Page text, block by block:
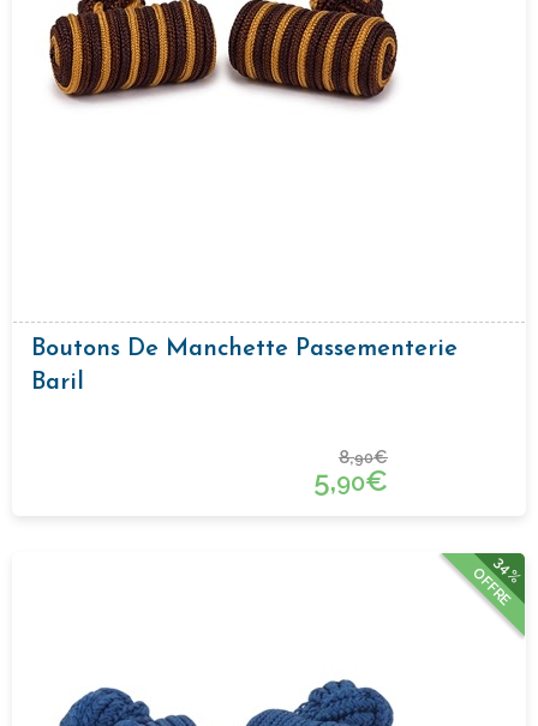
Boutons De Manchette Passementerie
Baril
8,90€
5,90€
34%
OFFRE